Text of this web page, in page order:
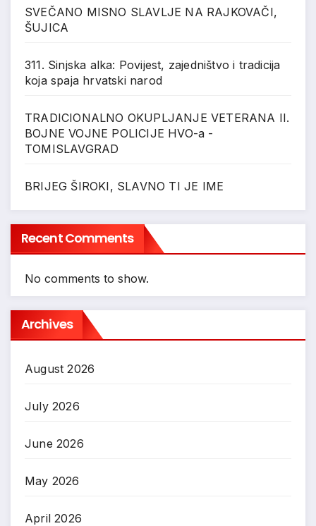
SVEČANO MISNO SLAVLJE NA RAJKOVAČI,
ŠUJICA
311. Sinjska alka: Povijest, zajedništvo i tradicija
koja spaja hrvatski narod
TRADICIONALNO OKUPLJANJE VETERANA II.
BOJNE VOJNE POLICIJE HVO-a -
TOMISLAVGRAD
BRIJEG ŠIROKI, SLAVNO TI JE IME
Recent Comments
No comments to show.
Archives
August 2026
July 2026
June 2026
May 2026
April 2026